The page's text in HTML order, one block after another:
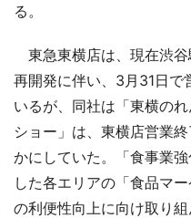
る。
東急東横店は、現在渋
再開発に伴い、3月31日で
いるが、同社は「東横の
ショー」は、東横店営業
かにしていた。「食事業
した各エリアの「食品マ
の利便性向上に向け取り組